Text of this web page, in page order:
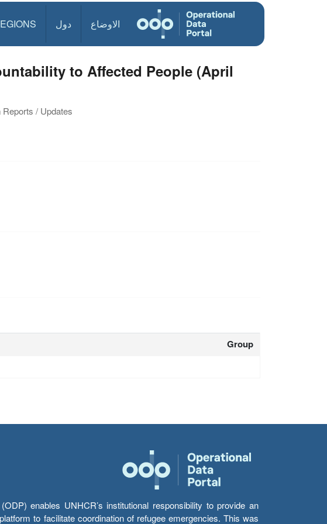
الاوضاع دول
to Affected People (April
/ Updates
Group
enables UNHCR’s institutional responsibility to provide an
to facilitate coordination of refugee emergencies. This was